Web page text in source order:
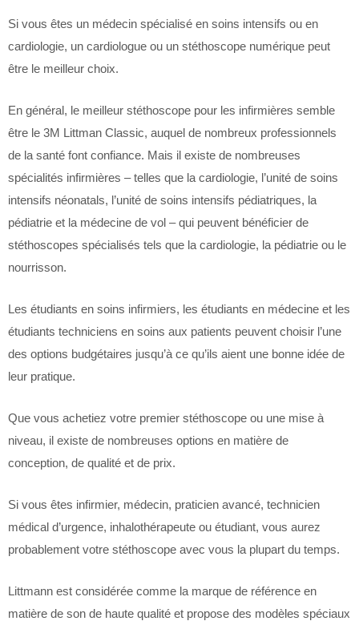
Si vous êtes un médecin spécialisé en soins intensifs ou en
cardiologie, un cardiologue ou un stéthoscope numérique peut
être le meilleur choix.
En général, le meilleur stéthoscope pour les infirmières semble
être le 3M Littman Classic, auquel de nombreux professionnels
de la santé font confiance. Mais il existe de nombreuses
spécialités infirmières – telles que la cardiologie, l’unité de soins
intensifs néonatals, l’unité de soins intensifs pédiatriques, la
pédiatrie et la médecine de vol – qui peuvent bénéficier de
stéthoscopes spécialisés tels que la cardiologie, la pédiatrie ou le
nourrisson.
Les étudiants en soins infirmiers, les étudiants en médecine et les
étudiants techniciens en soins aux patients peuvent choisir l’une
des options budgétaires jusqu’à ce qu’ils aient une bonne idée de
leur pratique.
Que vous achetiez votre premier stéthoscope ou une mise à
niveau, il existe de nombreuses options en matière de
conception, de qualité et de prix.
Si vous êtes infirmier, médecin, praticien avancé, technicien
médical d’urgence, inhalothérapeute ou étudiant, vous aurez
probablement votre stéthoscope avec vous la plupart du temps.
Littmann est considérée comme la marque de référence en
matière de son de haute qualité et propose des modèles spéciaux